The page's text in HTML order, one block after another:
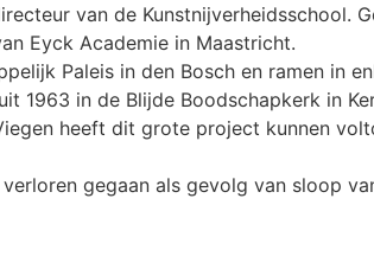
van de Kunstnijverheidsschool.
Eyck Academie in Maastricht.
Paleis in den Bosch en ramen in
1963 in de Blijde Boodschapkerk in
heeft dit grote project kunnen
gegaan als gevolg van sloop